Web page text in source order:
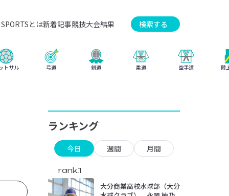
とは新着記事競技大会結果 検索する
トサル 弓道 剣道 柔道 空手道 陸
ランキング
今日 週間 月間
rank.1
大分商業高校水球部（大分